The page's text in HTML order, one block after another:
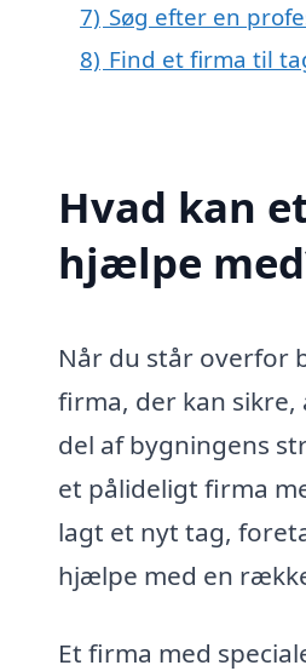
7) Søg efter en
8) Find et firma til
Hvad kan
hjælpe
Når du står overfor
firma, der kan
del af bygningens
et pålideligt firma
lagt et nyt tag,
hjælpe med en
Et firma med